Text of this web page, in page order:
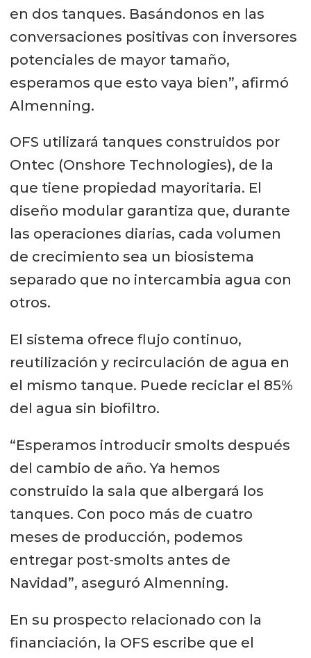
en dos tanques. Basándonos en las
conversaciones positivas con inversores
potenciales de mayor tamaño,
esperamos que esto vaya bien”, afirmó
Almenning.
OFS utilizará tanques construidos por
Ontec (Onshore Technologies), de la
que tiene propiedad mayoritaria. El
diseño modular garantiza que, durante
las operaciones diarias, cada volumen
de crecimiento sea un biosistema
separado que no intercambia agua con
otros.
El sistema ofrece flujo continuo,
reutilización y recirculación de agua en
el mismo tanque. Puede reciclar el 85%
del agua sin biofiltro.
“Esperamos introducir smolts después
del cambio de año. Ya hemos
construido la sala que albergará los
tanques. Con poco más de cuatro
meses de producción, podemos
entregar post-smolts antes de
Navidad”, aseguró Almenning.
En su prospecto relacionado con la
financiación, la OFS escribe que el